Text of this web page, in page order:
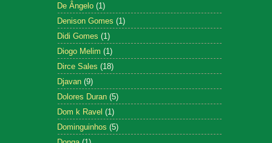
De Ângelo (1)
Denison Gomes (1)
Didi Gomes (1)
Diogo Melim (1)
Dirce Sales (18)
Djavan (9)
Dolores Duran (5)
Dom k Ravel (1)
Dominguinhos (5)